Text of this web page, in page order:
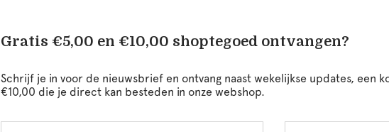
Gratis €5,00 en €10,00 shoptegoed ontvangen?
Schrijf je in voor de nieuwsbrief en ontvang naast wekelijkse updates, een
€10,00 die je direct kan besteden in onze webshop.